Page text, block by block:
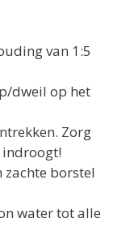
van 1:5
dweil op het
Zorg
zachte borstel
water tot alle